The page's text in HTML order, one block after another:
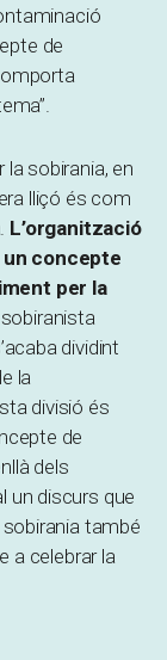
de
la sobirania, en
lliçó és com
L’organització
concepte
per la
dividint
la
divisió és
de
dels
un discurs que
també
a celebrar la